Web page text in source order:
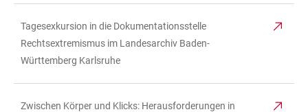
Tagesexkursion in die Dokumentationsstelle
Rechtsextremismus im Landesarchiv Baden-
Württemberg Karlsruhe
Zwischen Körper und Klicks: Herausforderungen in